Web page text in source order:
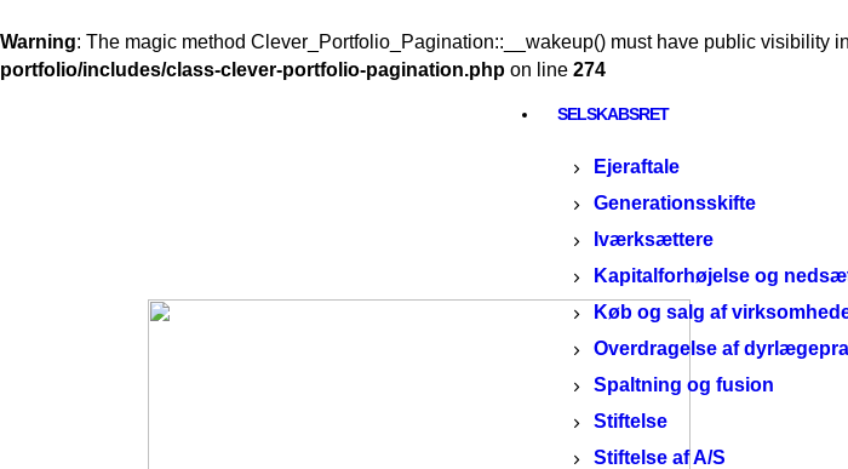
Warning: The magic method Clever_Portfolio_Pagination::__wakeup() must have public visibility in
portfolio/includes/class-clever-portfolio-pagination.php on line 274
SELSKABSRET
Ejeraftale
Generationsskifte
Iværksættere
Kapitalforhøjelse og
Køb og salg af
Overdragelse af
Spaltning og fusion
Stiftelse
Stiftelse af A/S
FAST
GENEREL
NING
RETSSAGER
PROFIL